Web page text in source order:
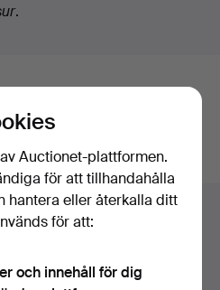
.
vårt arkiv som
Auctionet-plattformen.
för att tillhandahålla
hantera eller återkalla ditt
för att:
och innehåll för dig